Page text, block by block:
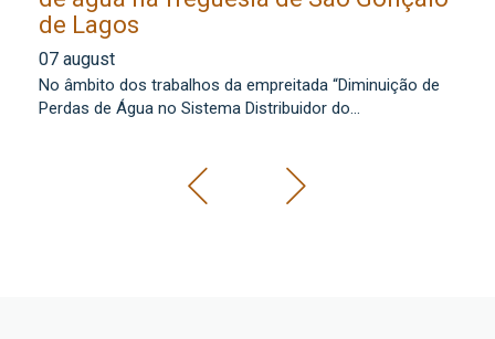
de Lagos
07 august
No âmbito dos trabalhos da empreitada “Diminuição de
Perdas de Água no Sistema Distribuidor do...